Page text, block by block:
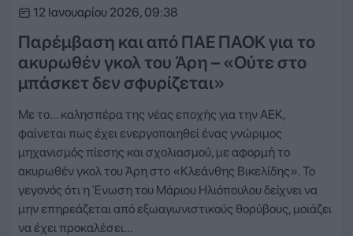
12 Ιανουαρίου 2026, 09:38
Παρέμβαση και από ΠΑΕ ΠΑΟΚ για το
ακυρωθέν γκολ του Άρη – «Ούτε στο
μπάσκετ δεν σφυρίζεται»
Με το… καλησπέρα της νέας εποχής για την ΑΕΚ,
φαίνεται πως έχει ενεργοποιηθεί ένας γνώριμος
μηχανισμός πίεσης και σχολιασμού, με αφορμή το
ακυρωθέν γκολ του Άρη στο «Κλεάνθης Βικελίδης». Το
γεγονός ότι η Ένωση του Μάριου Ηλιόπουλου δείχνει να
μην επηρεάζεται από εξωαγωνιστικούς θορύβους, μοιάζει
να έχει προκαλέσει…